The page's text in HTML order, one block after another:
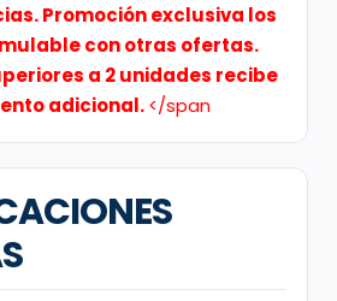
Promoción exclusiva los
con otras ofertas.
a 2 unidades recibe
adicional.</span